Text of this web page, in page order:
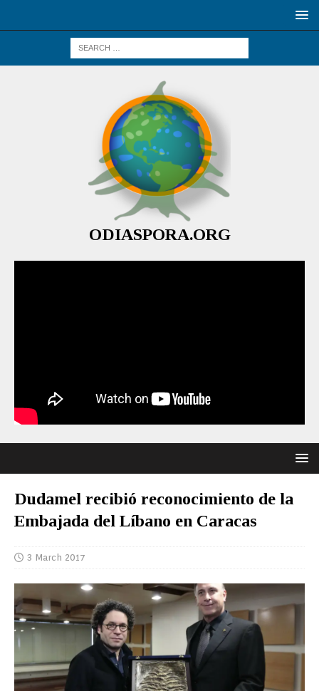
ODIASPORA.ORG
Dudamel recibió reconocimiento de la
Embajada del Líbano en Caracas
3 March 2017